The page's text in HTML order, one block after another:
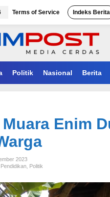
Terms of Service Indeks Berita
Politik Nasional Berita
Enim
2023
Pendidikan Politik